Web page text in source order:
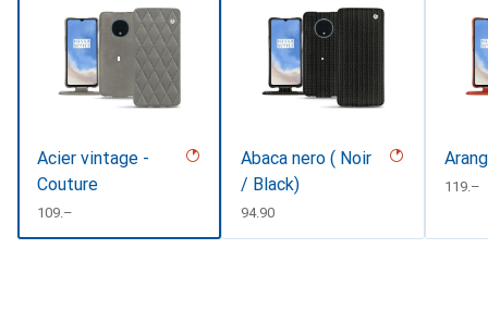
Acier vintage -
Couture
CHF
109.–
Abaca nero ( Noir
/ Black)
CHF
94.90
CHF
119.–